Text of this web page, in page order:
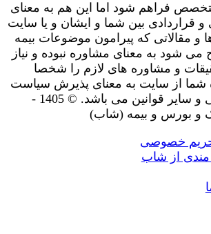
فراهم شود اما این هم به معنای
بین شما و ایشان و یا سایت
مقالاتی که پیرامون موضوعات بیمه
به معنای مشاوره نبوده و نیاز
و مشاوره های لازم را شخصا
از سایت به معنای پذیرش سیاست
های حریم خصوصی و سایر قوانین می باشد. © 1405 -
بورس و بیمه (شاب)
خصوصی
از شاب